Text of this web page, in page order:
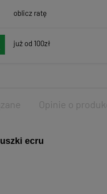
oblicz ratę
już od 100zł
Opinie o
ecru